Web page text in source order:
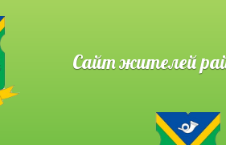
Сайт жителей